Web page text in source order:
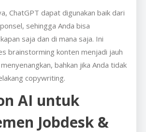
ChatGPT dapat digunakan baik dari
sehingga Anda bisa
saja dan di mana saja. Ini
brainstorming konten menjadi jauh
bahkan jika Anda tidak
copywriting.
AI untuk
Jobdesk &